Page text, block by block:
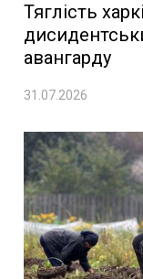
Тяглість
авангарду
31.07.2026